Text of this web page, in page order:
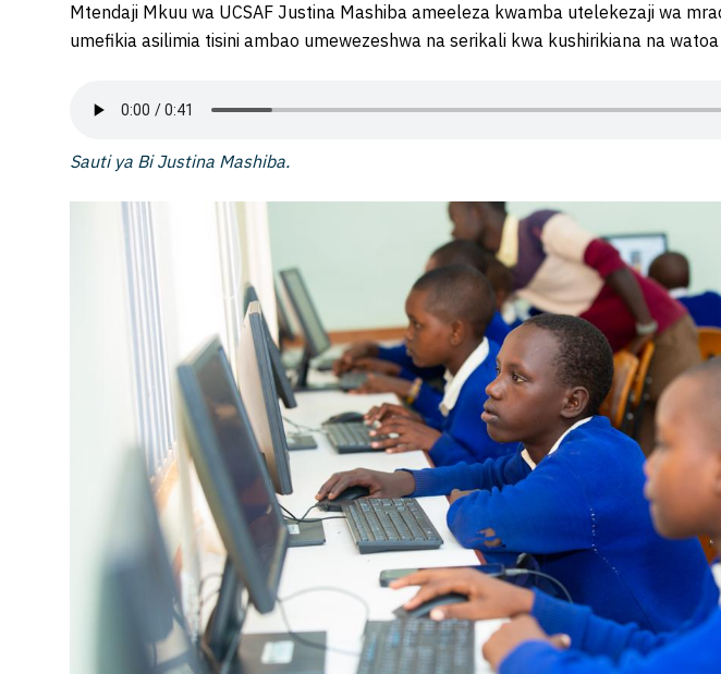
Mtendaji Mkuu wa UCSAF Justina Mashiba ameeleza kwamba utelekezaji wa
umefikia asilimia tisini ambao umewezeshwa na serikali kwa kushirikiana na
Sauti ya Bi Justina Mashiba.